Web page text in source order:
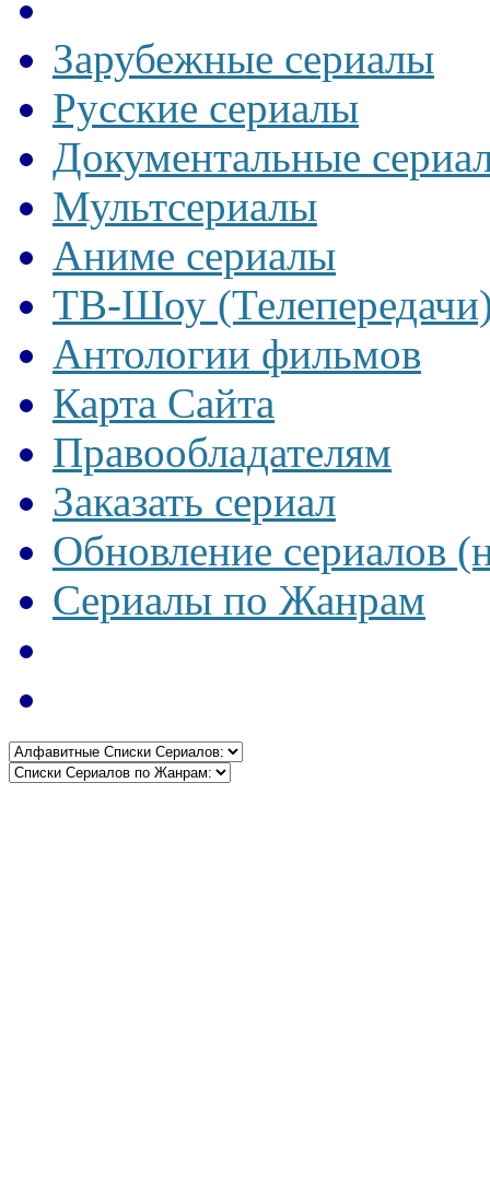
Зарубежные сериалы
Русские сериалы
Документальные
Мультсериалы
Аниме сериалы
ТВ-Шоу
Антологии фильмов
Карта Сайта
Правообладателям
Заказать сериал
Обновление сериалов
Сериалы по Жанрам